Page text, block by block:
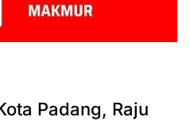
Padang, Raju